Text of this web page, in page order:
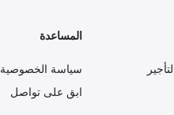
المساعدة
سياسة الخصوصية
ابق على تواصل